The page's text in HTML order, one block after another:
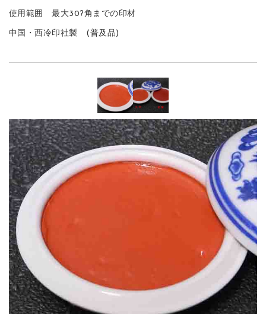
使用範囲 最大30?角までの印材
中国・西冷印社製 (普及品)